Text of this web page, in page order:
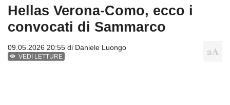
Hellas Verona-Como, ecco i
convocati di Sammarco
09.05.2026 20:55 di Daniele Luongo
VEDI LETTURE